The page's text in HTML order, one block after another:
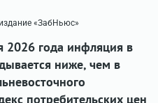
«ЗабНьюс»
2026 года инфляция в
ниже, чем в
потребительских цен